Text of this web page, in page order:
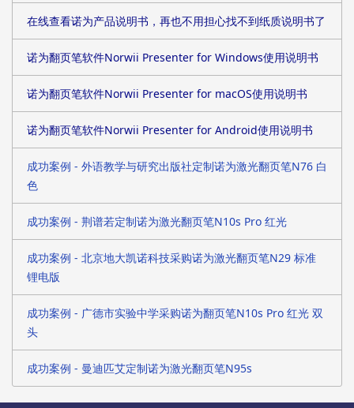
在线查看诺为产品说明书，再也不用担心找不到纸质说明书了
诺为翻页笔软件Norwii Presenter for Windows使用说明书
诺为翻页笔软件Norwii Presenter for macOS使用说明书
诺为翻页笔软件Norwii Presenter for Android使用说明书
成功案例 - 外语教学与研究出版社定制诺为激光翻页笔N76 白
色
成功案例 - 荆谱若定制诺为激光翻页笔N10s Pro 红光
成功案例 - 北京地大凯诺科技采购诺为激光翻页笔N29 标准
锂电版
成功案例 - 广德市实验中学采购诺为翻页笔N10s Pro 红光 双
头
成功案例 - 曼迪匹艾定制诺为激光翻页笔N95s